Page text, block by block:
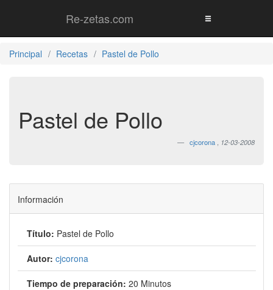
Re-zetas.com
Principal Recetas Pastel de Pollo
Pastel de Pollo
cjcorona 12-03-2008
Información
Título: Pastel de Pollo
Autor: cjcorona
Tiempo de preparación: 20 Minutos